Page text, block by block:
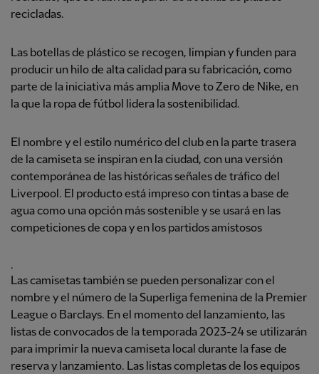
recicladas.
Las botellas de plástico se recogen, limpian y funden para
producir un hilo de alta calidad para su fabricación, como
parte de la iniciativa más amplia Move to Zero de Nike, en
la que la ropa de fútbol lidera la sostenibilidad.
El nombre y el estilo numérico del club en la parte trasera
de la camiseta se inspiran en la ciudad, con una versión
contemporánea de las históricas señales de tráfico del
Liverpool. El producto está impreso con tintas a base de
agua como una opción más sostenible y se usará en las
competiciones de copa y en los partidos amistosos
.
Las camisetas también se pueden personalizar con el
nombre y el número de la Superliga femenina de la Premier
League o Barclays. En el momento del lanzamiento, las
listas de convocados de la temporada 2023-24 se utilizarán
para imprimir la nueva camiseta local durante la fase de
reserva y lanzamiento. Las listas completas de los equipos